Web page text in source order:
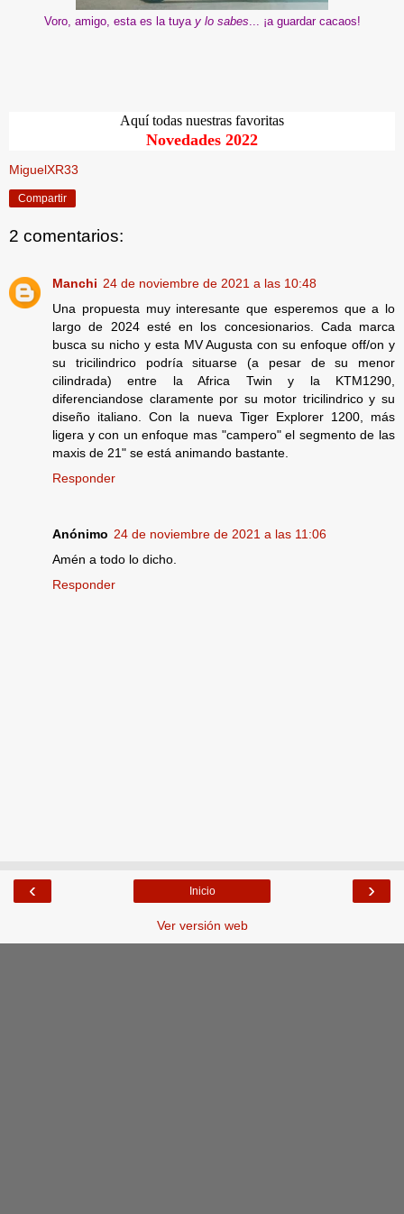
Voro, amigo, esta es la tuya y lo sabes ... ¡a guardar cacaos!
Aquí todas nuestras favoritas
Novedades 2022
MiguelXR33
Compartir
2 comentarios:
Manchi 24 de noviembre de 2021 a las 10:48
Una propuesta muy interesante que esperemos que a lo
largo de 2024 esté en los concesionarios. Cada marca
busca su nicho y esta MV Augusta con su enfoque off/on y
su tricilindrico podría situarse (a pesar de su menor
cilindrada) entre la Africa Twin y la KTM1290,
diferenciandose claramente por su motor tricilindrico y su
diseño italiano. Con la nueva Tiger Explorer 1200, más
ligera y con un enfoque mas "campero" el segmento de las
maxis de 21" se está animando bastante.
Responder
Anónimo 24 de noviembre de 2021 a las 11:06
Amén a todo lo dicho.
Responder
‹ ›
Inicio
Ver versión web